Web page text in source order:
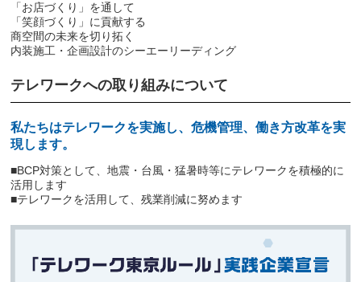
「お店づくり」を通して
「笑顔づくり」に貢献する
商空間の未来を切り拓く
内装施工・企画設計のシーエーリーディング
テレワークへの取り組みについて
私たちはテレワークを実施し、危機管理、働き方改革を実
現します。
■BCP対策として、地震・台風・猛暑時等にテレワークを積極的に
活用します
■テレワークを活用して、残業削減に努めます